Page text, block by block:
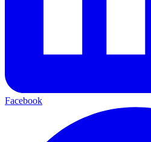
Facebook